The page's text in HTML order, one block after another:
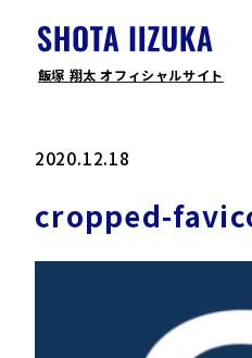
飯塚 翔太 オフィシャルサイト
2020.12.18
cropped-